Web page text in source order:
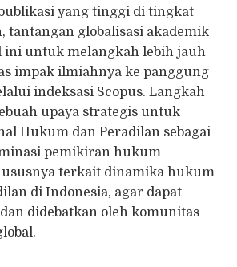
yang tinggi di tingkat
tantangan globalisasi akademik
untuk melangkah lebih jauh
impak ilmiahnya ke panggung
indeksasi Scopus. Langkah
upaya strategis untuk
Hukum dan Peradilan sebagai
pemikiran hukum
terkait dinamika hukum
di Indonesia, agar dapat
didebatkan oleh komunitas